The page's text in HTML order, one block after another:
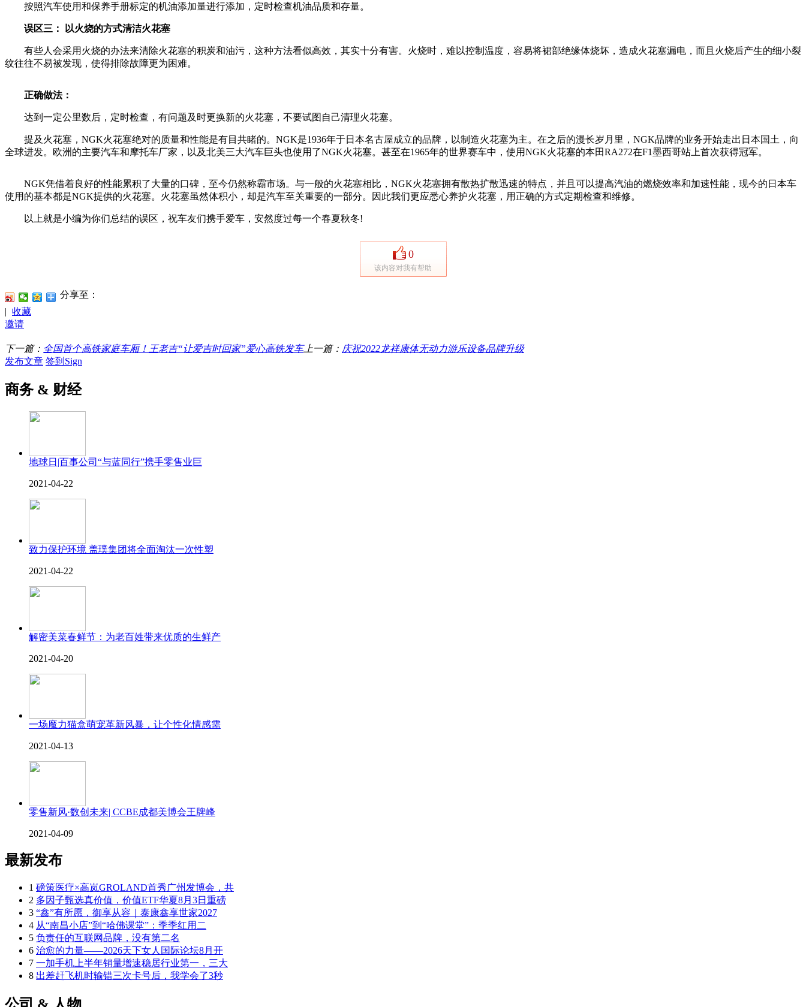
按照汽车使用和保养手册标定的机油添加量进行添加，定时检查机油品质和存量。
误区三： 以火烧的方式清洁火花塞
有些人会采用火烧的办法来清除火花塞的积炭和油污，这种方法看似高效，其实十分有害。火烧时，难以控制温度，容易将裙部绝缘体烧坏，造成火花塞漏电，而且火烧后产生的细小裂
纹往往不易被发现，使得排除故障更为困难。
正确做法：
达到一定公里数后，定时检查，有问题及时更换新的火花塞，不要试图自己清理火花塞。
提及火花塞，NGK火花塞绝对的质量和性能是有目共睹的。NGK是1936年于日本名古屋成立的品牌，以制造火花塞为主。在之后的漫长岁月里，NGK品牌的业务开始走出日本国土，向
全球进发。欧洲的主要汽车和摩托车厂家，以及北美三大汽车巨头也使用了NGK火花塞。甚至在1965年的世界赛车中，使用NGK火花塞的本田RA272在F1墨西哥站上首次获得冠军。
NGK凭借着良好的性能累积了大量的口碑，至今仍然称霸市场。与一般的火花塞相比，NGK火花塞拥有散热扩散迅速的特点，并且可以提高汽油的燃烧效率和加速性能，现今的日本车
使用的基本都是NGK提供的火花塞。火花塞虽然体积小，却是汽车至关重要的一部分。因此我们更应悉心养护火花塞，用正确的方式定期检查和维修。
以上就是小编为你们总结的误区，祝车友们携手爱车，安然度过每一个春夏秋冬!
0
该内容对我有帮助
分享至：
| 收藏
邀请
下一篇： 全国首个高铁家庭车厢！王老吉“让爱吉时回家”爱心高铁发车上一篇： 庆祝2022龙祥康体无动力游乐设备品牌升级
发布文章 签到Sign
商务 & 财经
地球日|百事公司“与蓝同行”携手零售业巨
2021-04-22
致力保护环境 盖璞集团将全面淘汰一次性塑
2021-04-22
解密美菜春鲜节：为老百姓带来优质的生鲜产
2021-04-20
一场魔力猫盒萌宠革新风暴，让个性化情感需
2021-04-13
零售新风·数创未来| CCBE成都美博会王牌峰
2021-04-09
最新发布
1 磅策医疗×高岚GROLAND首秀广州发博会，共
2 多因子甄选真价值，价值ETF华夏8月3日重磅
3 “鑫”有所愿，御享从容｜泰康鑫享世家2027
4 从“南昌小店”到“哈佛课堂”：季季红用二
5 负责任的互联网品牌，没有第二名
6 治愈的力量——2026天下女人国际论坛8月开
7 一加手机上半年销量增速稳居行业第一，三大
8 出差赶飞机时输错三次卡号后，我学会了3秒